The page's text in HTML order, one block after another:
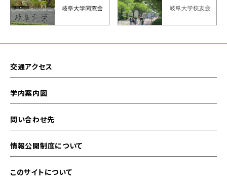
交通アクセス
学内案内図
問い合わせ先
情報公開制度について
このサイトについて